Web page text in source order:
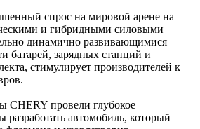
спрос на мировой арене на
и гибридными силовыми
динамично развивающимися
батарей, зарядных станций и
стимулирует производителей к
CHERY провели глубокое
разработать автомобиль, который